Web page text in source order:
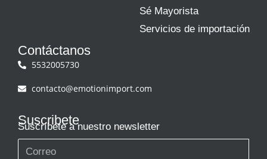
Sé Mayorista
Servicios de importación
Contáctanos
5532005730
contacto@emotionimport.com
Suscribete
Suscríbete a nuestro newsletter